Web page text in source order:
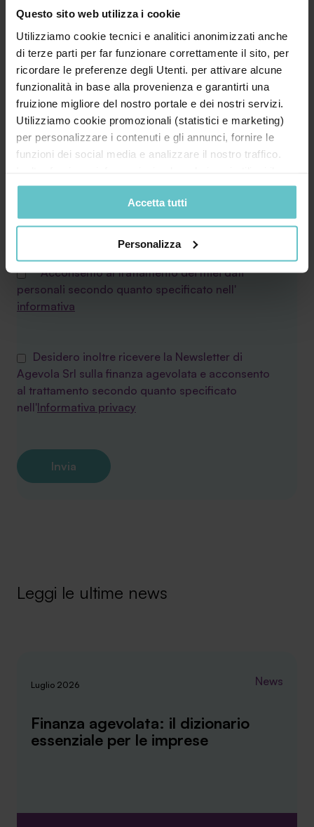
Questo sito web utilizza i cookie
Utilizziamo cookie tecnici e analitici anonimizzati anche
di terze parti per far funzionare correttamente il sito, per
ricordare le preferenze degli Utenti. per attivare alcune
funzionalità in base alla provenienza e garantirti una
fruizione migliore del nostro portale e dei nostri servizi.
Utilizziamo cookie promozionali (statistici e marketing)
per personalizzare i contenuti e gli annunci, fornire le
funzioni dei social media e analizzare il nostro traffico.
nostro sito ai nostri partner che si occupano di analisi dei
dati web, pubblicità e social media, i quali potrebbero
combinarle con altre informazioni che hai fornito loro o
che hanno raccolto in base al tuo utilizzo dei loro servizi.
cookie potranno essere implementati ad esclusione di
quelli tecnici che sono necessari per il funzionamento del
sito. Cliccando su “ACCETTA TUTTI” invece accetterai di
funzionamento del sito. Per tutte le informazioni complete
ti invitiamo a consultare le "Informazioni sui Cookie" qui
sopra.
Accetta tutti
Personalizza
Telefono*
Il tuo messaggio
* Acconsento al trattamento dei miei dati
personali secondo quanto specificato nell'
informativa
Desidero inoltre ricevere la Newsletter di
Agevola Srl sulla finanza agevolata e acconsento
al trattamento secondo quanto specificato
nell'Informativa privacy
Leggi le ultime news
Luglio 2026 News
Finanza agevolata: il dizionario
essenziale per le imprese